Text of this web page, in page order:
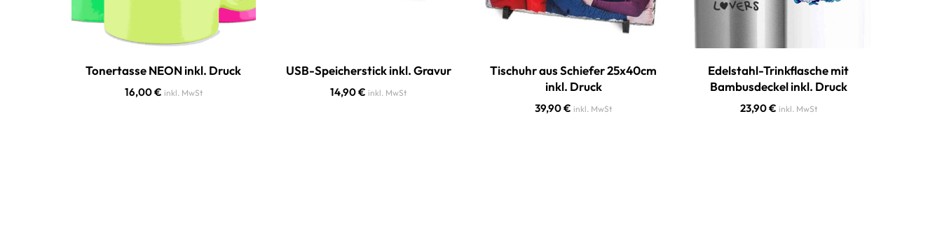
Tonertasse NEON inkl. Druck
16,00€ inkl. MwSt
USB-Speicherstick inkl. Gravur
14,90€ inkl. MwSt
Tischuhr aus Schiefer 25x40cm
inkl. Druck
39,90€ inkl. MwSt
Edelstahl-Trinkflasche mit
Bambusdeckel inkl. Druck
23,90€ inkl. MwSt